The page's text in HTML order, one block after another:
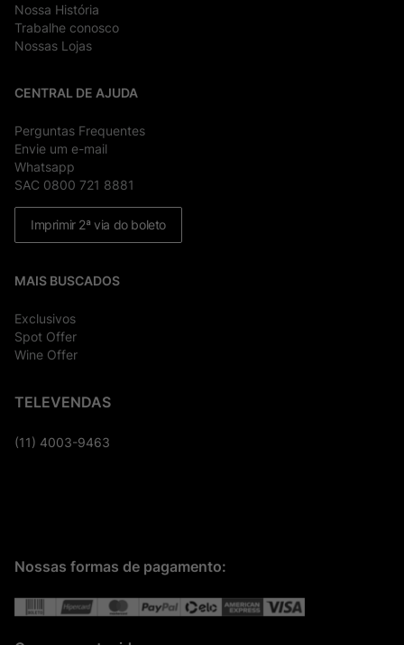
Nossa História
Trabalhe conosco
Nossas Lojas
CENTRAL DE AJUDA
Perguntas Frequentes
Envie um e-mail
Whatsapp
SAC 0800 721 8881
Imprimir 2ª via do boleto
MAIS BUSCADOS
Exclusivos
Spot Offer
Wine Offer
TELEVENDAS
(11) 4003-9463
Nossas formas de pagamento: